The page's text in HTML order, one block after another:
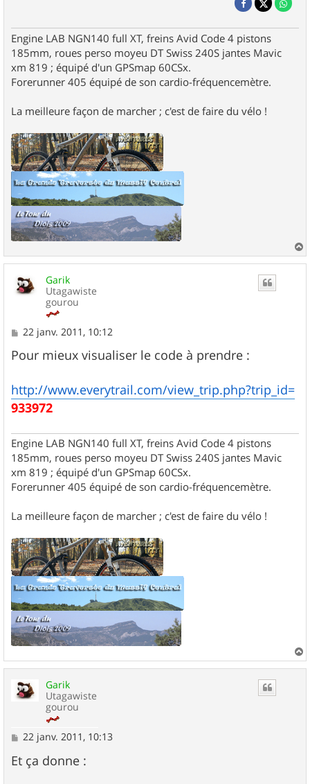
Engine LAB NGN140 full XT, freins Avid Code 4 pistons
185mm, roues perso moyeu DT Swiss 240S jantes Mavic
xm 819 ; équipé d'un GPSmap 60CSx.
Forerunner 405 équipé de son cardio-fréquencemètre.
La meilleure façon de marcher ; c'est de faire du vélo !
a
u
Garik
Utagawiste
gourou
M
s
s
g
e
22 janv. 2011, 10:12
Pour mieux visualiser le code à prendre :
http://www.everytrail.com/view_trip.php?trip_id=
933972
Engine LAB NGN140 full XT, freins Avid Code 4 pistons
185mm, roues perso moyeu DT Swiss 240S jantes Mavic
xm 819 ; équipé d'un GPSmap 60CSx.
Forerunner 405 équipé de son cardio-fréquencemètre.
La meilleure façon de marcher ; c'est de faire du vélo !
a
Garik
Utagawiste
gourou
M
s
s
22 janv. 2011, 10:13
Et ça donne :